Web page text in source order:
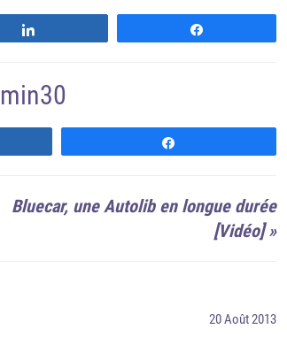
Bluecar, une Autolib en longue durée
[Vidéo]»
20 Août 2013